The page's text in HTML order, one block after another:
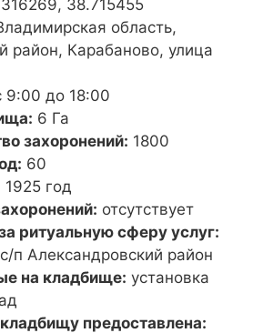
38.715455
область,
район, Карабаново, улица
9:00 до 18:00
6 Га
захоронений: 1800
60
1925 год
отсутствует
ритуальную сферу услуг:
п Александровский район
на кладбище: установка
предоставлена: